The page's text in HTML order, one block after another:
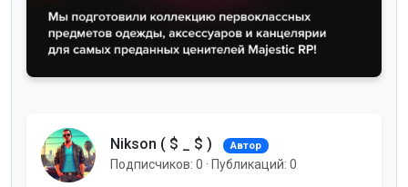
мерча
— просмотры
Nikson ( $ _ $ ) Автор
Подписчиков: 0 · Публикаций: 0